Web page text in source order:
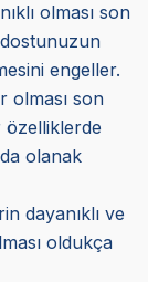
olması son
engeller.
olması son
özelliklerde
olanak
dayanıklı ve
oldukça